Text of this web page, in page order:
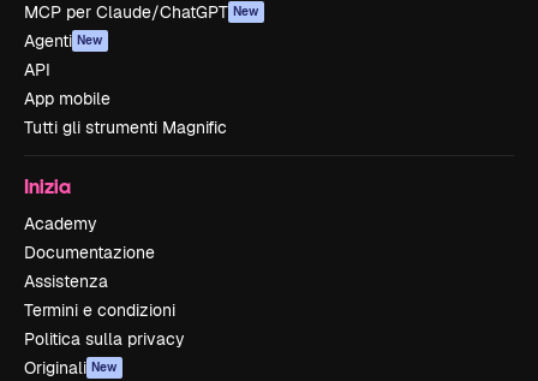
MCP per Claude/ChatGPT New
Agenti New
API
App mobile
Tutti gli strumenti Magnific
Inizia
Academy
Documentazione
Assistenza
Termini e condizioni
Politica sulla privacy
Originali New